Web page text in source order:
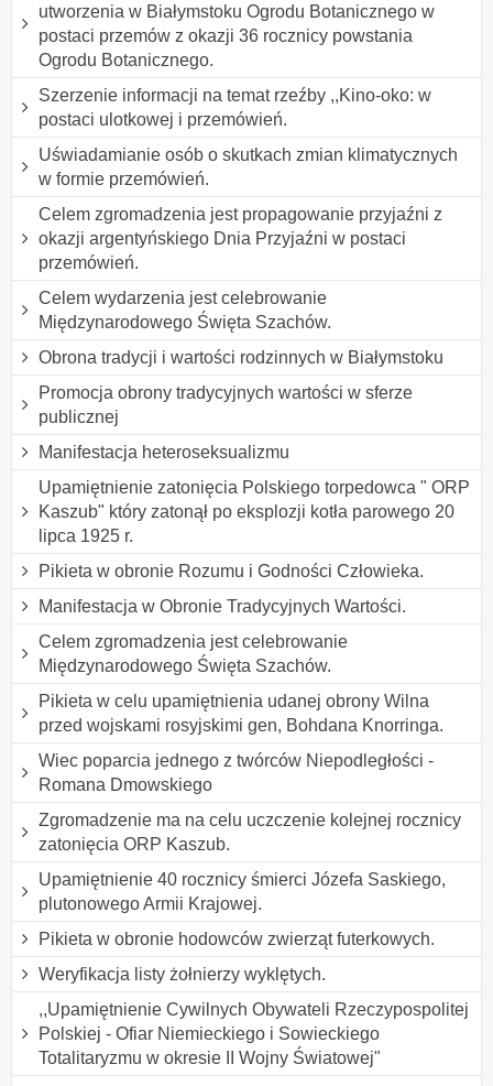
utworzenia w Białymstoku Ogrodu Botanicznego w
postaci przemów z okazji 36 rocznicy powstania
Ogrodu Botanicznego.
Szerzenie informacji na temat rzeźby ,,Kino-oko: w
postaci ulotkowej i przemówień.
Uświadamianie osób o skutkach zmian klimatycznych
w formie przemówień.
Celem zgromadzenia jest propagowanie przyjaźni z
okazji argentyńskiego Dnia Przyjaźni w postaci
przemówień.
Celem wydarzenia jest celebrowanie
Międzynarodowego Święta Szachów.
Obrona tradycji i wartości rodzinnych w Białymstoku
Promocja obrony tradycyjnych wartości w sferze
publicznej
Manifestacja heteroseksualizmu
Upamiętnienie zatonięcia Polskiego torpedowca " ORP
Kaszub" który zatonął po eksplozji kotła parowego 20
lipca 1925 r.
Pikieta w obronie Rozumu i Godności Człowieka.
Manifestacja w Obronie Tradycyjnych Wartości.
Celem zgromadzenia jest celebrowanie
Międzynarodowego Święta Szachów.
Pikieta w celu upamiętnienia udanej obrony Wilna
przed wojskami rosyjskimi gen, Bohdana Knorringa.
Wiec poparcia jednego z twórców Niepodległości -
Romana Dmowskiego
Zgromadzenie ma na celu uczczenie kolejnej rocznicy
zatonięcia ORP Kaszub.
Upamiętnienie 40 rocznicy śmierci Józefa Saskiego,
plutonowego Armii Krajowej.
Pikieta w obronie hodowców zwierząt futerkowych.
Weryfikacja listy żołnierzy wyklętych.
,,Upamiętnienie Cywilnych Obywateli Rzeczypospolitej
Polskiej - Ofiar Niemieckiego i Sowieckiego
Totalitaryzmu w okresie II Wojny Światowej"